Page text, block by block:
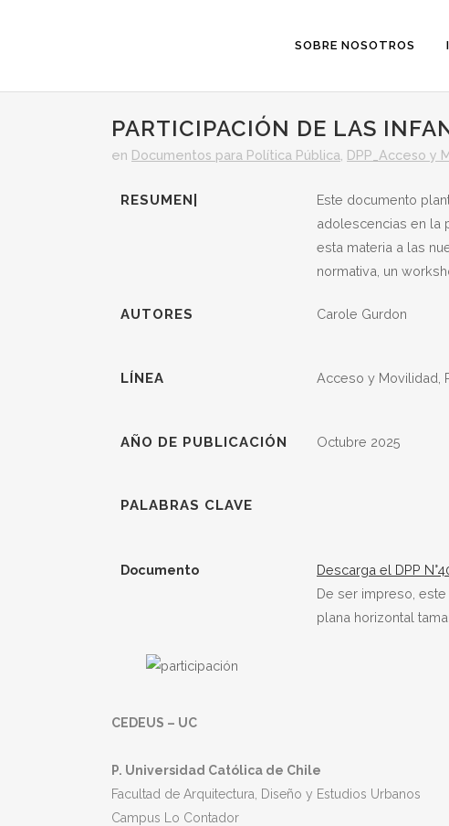
SOBRE NOSOTROS
PARTICIPACIÓN DE LAS
en Documentos para Política Pública DPP_Acceso y
RESUMEN|
Este documento
adolescencias en la
esta materia a las
normativa, un
AUTORES Carole Gurdon
LÍNEA Acceso y Movilidad,
AÑO DE PUBLICACIÓN Octubre 2025
PALABRAS CLAVE
Documento
Descarga el DPP
De ser impreso,
plana horizontal
CEDEUS – UC
P. Universidad Católica de Chile
Facultad de Arquitectura, Diseño y Estudios Urbanos
Campus Lo Contador